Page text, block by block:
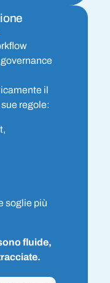
il
regole:
soglie più
fluide,